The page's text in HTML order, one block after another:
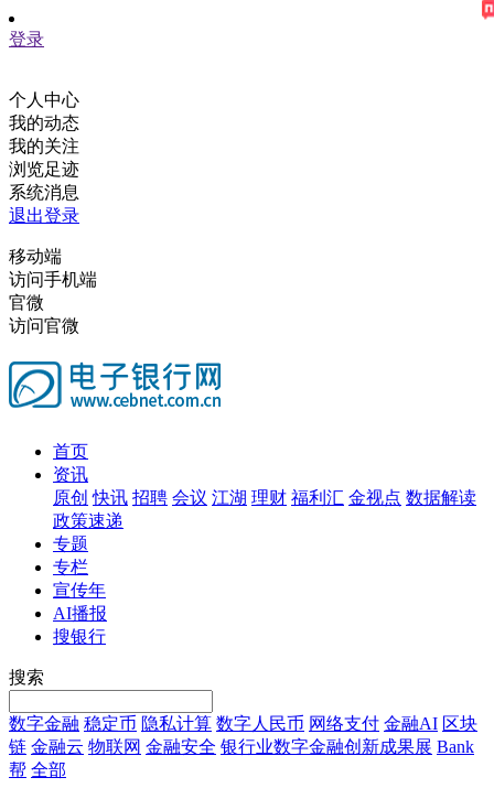
登录
个人中心
我的动态
我的关注
浏览足迹
系统消息
退出登录
移动端
访问手机端
官微
访问官微
首页
资讯
原创 快讯 招聘 会议 江湖 理财 福利汇 金视点 数据解读
政策速递
专题
专栏
宣传年
AI播报
搜银行
搜索
数字金融 稳定币 隐私计算 数字人民币 网络支付 金融AI 区块
链 金融云 物联网 金融安全 银行业数字金融创新成果展 Bank
帮 全部